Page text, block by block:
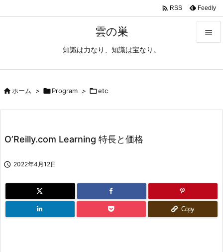
雲の巣
知識は力なり、知識は宝なり。

 RSS Feedly
ホーム > Program > etc
O’Reilly.com Learning 特長と価格
 2022年4月12日
Copy